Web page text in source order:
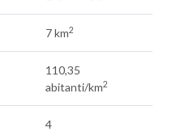
7 km2
110,35
abitanti/km2
4